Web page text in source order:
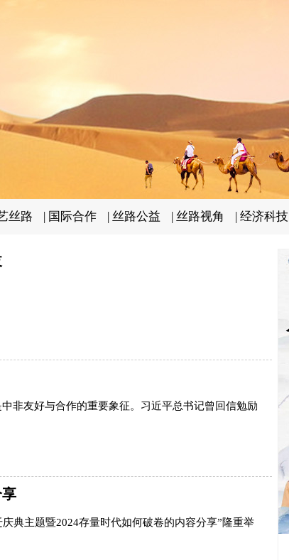
丝路 | 国际合作 | 丝路公益 | 丝路视角 | 经济科技
非友好与合作的重要象征。习近平总书记曾回信勉励
典主题暨2024存量时代如何破卷的内容分享”隆重举